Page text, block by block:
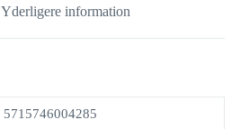
Yderligere information
5715746004285